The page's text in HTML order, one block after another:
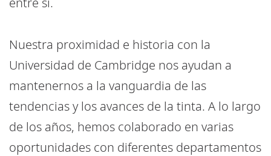
Nuestra proximidad e historia con la
Universidad de Cambridge nos ayudan a
mantenernos a la vanguardia de las
tendencias y los avances de la tinta. A lo largo
de los años, hemos colaborado en varias
oportunidades con diferentes departamentos